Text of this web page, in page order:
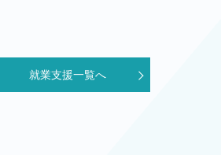
就業支援一覧へ